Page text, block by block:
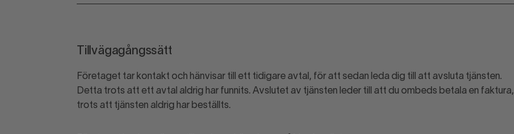
Tillvägagångssätt
Företaget tar kontakt och hänvisar till ett tidigare avtal, för att sedan leda dig till att avsluta tjänsten.
Detta trots att ett avtal aldrig har funnits. Avslutet av tjänsten leder till att du ombeds betala en faktura,
trots att tjänsten aldrig har beställts.